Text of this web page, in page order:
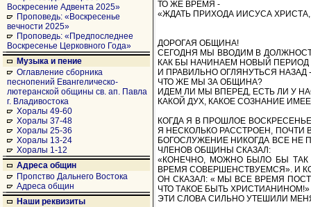
Воскресение Адвента 2025»
Проповедь: «Воскресенье
вечности 2025»
Проповедь: «Предпоследнее
Воскресенье Церковного Года»
Музыка и пение
Оглавление сборника
песнопений Евангелическо-
лютеранской общины св. ап. Павла
г. Владивостока
Хоралы 49-60
Хоралы 37-48
Хоралы 25-36
Хоралы 13-24
Хоралы 1-12
Адреса общин
Пропство Дальнего Востока
Адреса общин
Наши реквизиты
ТО ЖЕ ВРЕМЯ -
«ЖДАТЬ ПРИХОДА ИИСУСА
ДОРОГАЯ ОБЩИНА!
СЕГОДНЯ МЫ ВВОДИМ В
КАК БЫ НАЧИНАЕМ НОВЫЙ
И ПРАВИЛЬНО ОГЛЯНУТЬСЯ
ЧТО ЖЕ МЫ ЗА ОБЩИНА?
ИДЕМ ЛИ МЫ ВПЕРЕД, ЕСТЬ ЛИ У
КАКОЙ ДУХ, КАКОЕ СОЗНАНИЕ
КОГДА Я В ПРОШЛОЕ
Я НЕСКОЛЬКО РАССТРОЕН, ПОЧТИ
БОГОСЛУЖЕНИЕ НИКОГДА ВСЕ НЕ
ЧЛЕНОВ ОБЩИНЫ СКАЗАЛ:
«КОНЕЧНО, МОЖНО БЫЛО БЫ ТАК
ВРЕМЯ СОВЕРШЕНСТВУЕМСЯ». И
ОН СКАЗАЛ: « МЫ ВСЕ ВРЕМЯ
ЧТО ТАКОЕ БЫТЬ ХРИСТИАНИНОМ!»
ЭТИ СЛОВА СИЛЬНО УТЕШИЛИ